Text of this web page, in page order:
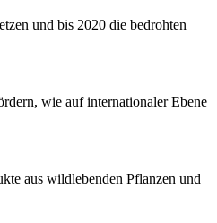
und bis 2020 die bedrohten
wie auf internationaler Ebene
aus wildlebenden Pflanzen und